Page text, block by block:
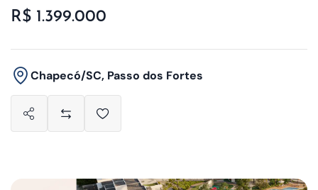
R$ 1.399.000
Chapecó/SC, Passo dos Fortes